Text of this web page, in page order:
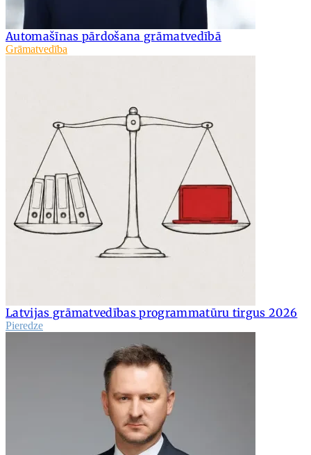
Automašīnas pārdošana grāmatvedībā
Grāmatvedība
Latvijas grāmatvedības programmatūru tirgus 2026
Pieredze